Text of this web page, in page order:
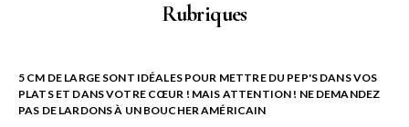
Rubriques
5 CM DE LARGE SONT IDÉALES POUR METTRE DU PEP'S DANS VOS
PLATS ET DANS VOTRE CŒUR ! MAIS ATTENTION ! NE DEMANDEZ
PAS DE LARDONS À UN BOUCHER AMÉRICAIN